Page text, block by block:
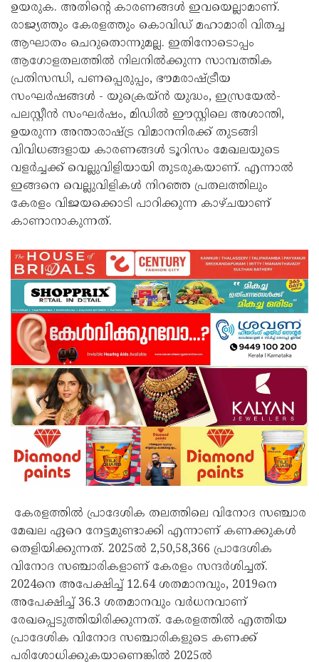
ഉയരുക. അതിന്റെ കാരണങ്ങൾ ഇവയെല്ലാമാണ്.
രാജ്യത്തും കേരളത്തും കൊവിഡ് മഹാമാരി വിതച്ച
ആഘാതം ചെറുതൊന്നുമല്ല. ഇതിനോടൊപ്പം
ആഗോളതലത്തിൽ നിലനിൽക്കുന്ന സാമ്പത്തിക
പ്രതിസന്ധി, പണപ്പെരുപ്പം, ഭൗമരാഷ്ട്രീയ
സംഘർഷങ്ങൾ - യുക്രെയ്ൻ യുദ്ധം, ഇസ്രയേൽ-
പലസ്റ്റീൻ സംഘർഷം, മിഡിൽ ഈസ്റ്റിലെ അശാന്തി,
ഉയരുന്ന അന്താരാഷ്ട്ര വിമാനനിരക്ക് തുടങ്ങി
വിവിധങ്ങളായ കാരണങ്ങൾ ടൂറിസം മേഖലയുടെ
വളർച്ചക്ക് വെല്ലുവിളിയായി തുടരുകയാണ്. എന്നാൽ
ഇങ്ങനെ വെല്ലുവിളികൾ നിറഞ്ഞ പ്രതലത്തിലും
കേരളം വിജയക്കൊടി പാറിക്കുന്ന കാഴ്ചയാണ്
കാണാനാകുന്നത്.
കേരളത്തിൽ പ്രാദേശിക തലത്തിലെ വിനോദ സഞ്ചാര
മേഖല ഏറെ നേട്ടമുണ്ടാക്കി എന്നാണ് കണക്കുകൾ
തെളിയിക്കുന്നത്. 2025ൽ 2,50,58,366 പ്രാദേശിക
വിനോദ സഞ്ചാരികളാണ് കേരളം സന്ദർശിച്ചത്.
2024നെ അപേക്ഷിച്ച്‌ 12.64 ശതമാനവും, 2019നെ
അപേക്ഷിച്ച്‌ 36.3 ശതമാനവും വർധനവാണ്
രേഖപ്പെടുത്തിയിരിക്കുന്നത്. കേരളത്തിൽ എത്തിയ
പ്രാദേശിക വിനോദ സഞ്ചാരികളുടെ കണക്ക്
പരിശോധിക്കുകയാണെങ്കിൽ 2025ൽ